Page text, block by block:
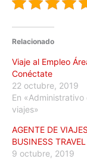
Relacionado
Viaje al Empleo
Conéctate
22 octubre, 2019
En «Administrativo
viajes»
AGENTE DE VIAJES
BUSINESS
9 octubre, 2019